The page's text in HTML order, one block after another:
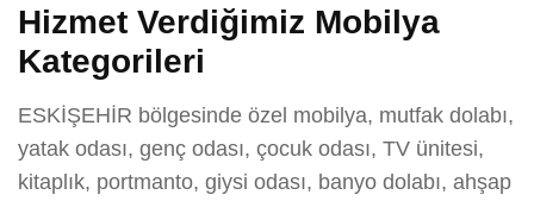
Hizmet Verdiğimiz Mobilya
Kategorileri
ESKİŞEHİR bölgesinde özel mobilya, mutfak dolabı,
yatak odası, genç odası, çocuk odası, TV ünitesi,
kitaplık, portmanto, giysi odası, banyo dolabı, ahşap